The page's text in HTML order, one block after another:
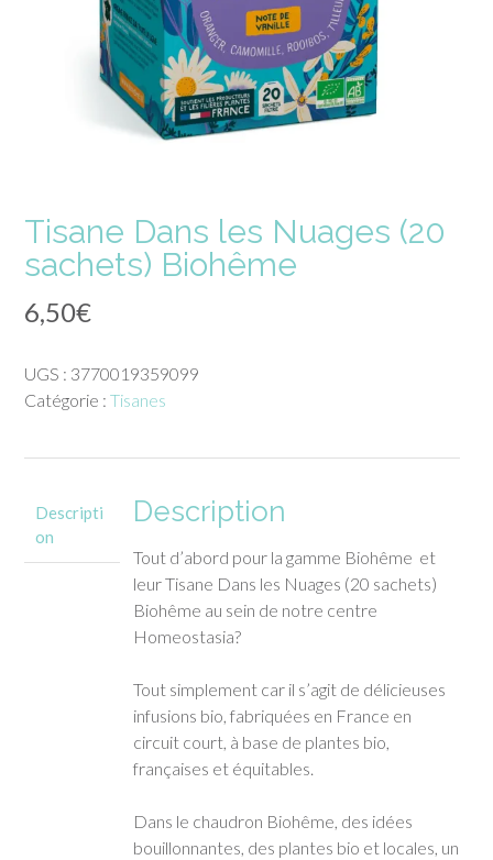
Tisane Dans les Nuages (20
sachets) Biohême
6,50€
UGS : 3770019359099
Catégorie : Tisanes
Descripti
on
Description
Tout d’abord pour la gamme Biohême et
leur Tisane Dans les Nuages (20 sachets)
Biohême au sein de notre centre
Homeostasia?
Tout simplement car il s’agit de délicieuses
infusions bio, fabriquées en France en
circuit court, à base de plantes bio,
françaises et équitables.
Dans le chaudron Biohême, des idées
bouillonnantes, des plantes bio et locales, un